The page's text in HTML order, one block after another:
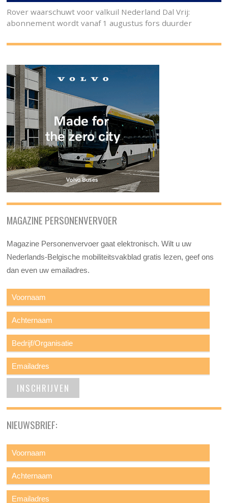
Rover waarschuwt voor valkuil Nederland Dal Vrij:
abonnement wordt vanaf 1 augustus fors duurder
MAGAZINE PERSONENVERVOER
Magazine Personenvervoer gaat elektronisch. Wilt u uw
Nederlands-Belgische mobiliteitsvakblad gratis lezen, geef ons
dan even uw emailadres.
NIEUWSBRIEF: